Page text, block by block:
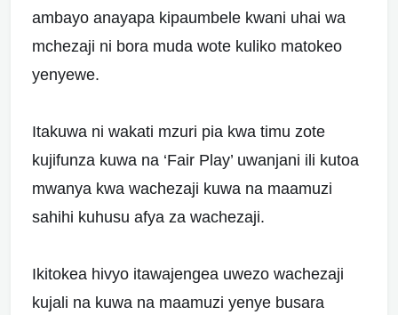
ambayo anayapa kipaumbele kwani uhai wa
mchezaji ni bora muda wote kuliko matokeo
yenyewe.
Itakuwa ni wakati mzuri pia kwa timu zote
kujifunza kuwa na ‘Fair Play’ uwanjani ili kutoa
mwanya kwa wachezaji kuwa na maamuzi
sahihi kuhusu afya za wachezaji.
Ikitokea hivyo itawajengea uwezo wachezaji
kujali na kuwa na maamuzi yenye busara